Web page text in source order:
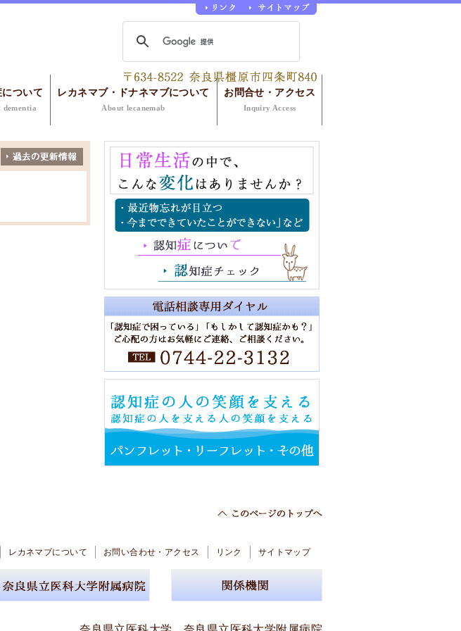
ついて
dementia
レカネマブ・ドナネマブについて
About lecanemab
お問合せ・アクセス
Inquiry Access
レカネマブについて お問い合わせ・アクセス リンク サイトマップ